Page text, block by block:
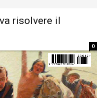
risolvere il
0